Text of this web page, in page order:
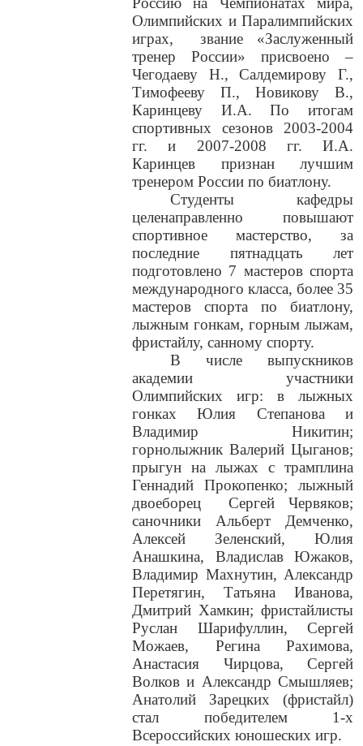
Олимпийских и Паралимпийских
играх,
звание «Заслуженный
тренер России» присвоено –
Чегодаеву Н., Салдемирову Г.,
Тимофееву П., Новикову В.,
Каринцеву И.А. По итогам
спортивных сезонов 2003-2004
гг. и 2007-2008 гг. И.А.
Каринцев признан лучшим
тренером России по биатлону.
Студенты кафедры
целенаправленно повышают
спортивное мастерство, за
последние пятнадцать лет
подготовлено 7 мастеров спорта
международного класса, более 35
мастеров спорта по биатлону,
лыжным гонкам, горным лыжам,
фристайлу, санному спорту.
В числе выпускников
академии участники
Олимпийских игр: в лыжных
гонках Юлия Степанова и
Владимир Никитин;
горнолыжник Валерий Цыганов;
прыгун на лыжах с трамплина
Геннадий Прокопенко; лыжный
двоеборец
Сергей Червяков;
саночники Альберт Демченко,
Алексей Зеленский, Юлия
Анашкина, Владислав Южаков,
Владимир Махнутин, Александр
Перетягин, Татьяна Иванова,
Дмитрий Хамкин; фристайлисты
Руслан Шарифуллин, Сергей
Можаев, Регина Рахимова,
Анастасия Чирцова, Сергей
Волков и Александр Смышляев;
Анатолий Зарецких (фристайл)
стал победителем 1-х
Всероссийских юношеских игр.